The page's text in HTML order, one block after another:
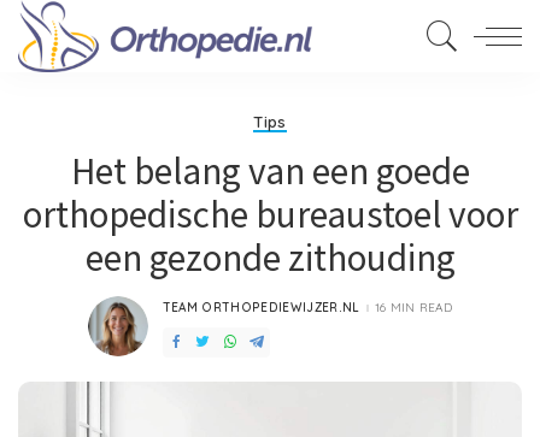
Tips
Het belang van een goede
orthopedische bureaustoel voor
een gezonde zithouding
POSTED
TEAM ORTHOPEDIEWIJZER.NL 16 MIN READ